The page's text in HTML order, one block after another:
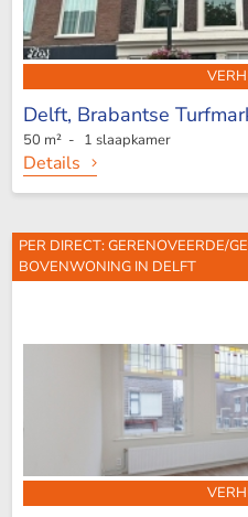
Delft, Brabantse
50 m² - 1 slaapkamer
Details
PER DIRECT: GERENOVEERDE/
BOVENWONING IN DELFT